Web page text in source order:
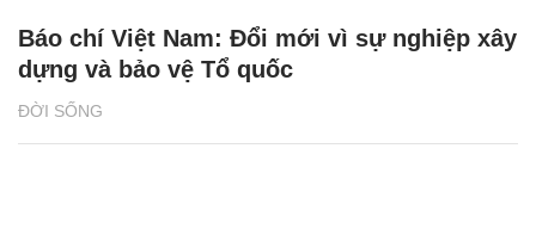
ĐỜI SỐNG
Báo chí Việt Nam: Đổi mới vì sự nghiệp xây
dựng và bảo vệ Tổ quốc